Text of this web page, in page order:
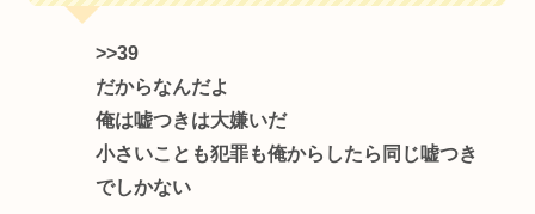
>>39
だからなんだよ
俺は嘘つきは大嫌いだ
小さいことも犯罪も俺からしたら同じ嘘つき
でしかない